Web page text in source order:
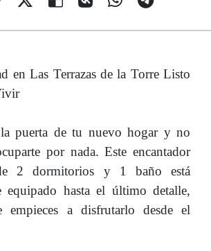
en Las Terrazas de la Torre Listo
puerta de tu nuevo hogar y no
por nada. Este encantador
2 dormitorios y 1 baño está
equipado hasta el último detalle,
empieces a disfrutarlo desde el